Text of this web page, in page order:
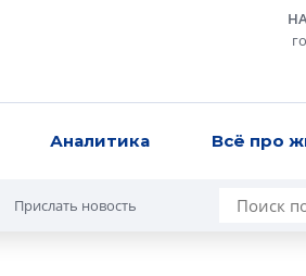
Аналитика Всё про
Прислать новость